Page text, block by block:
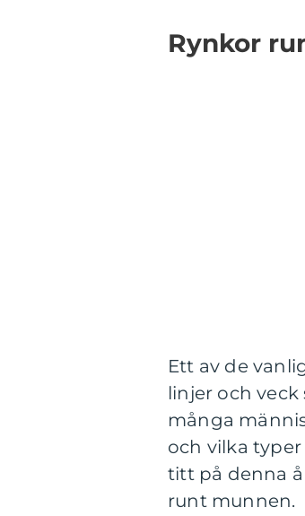
Rynkor
Ett av de
linjer och
många
och vilka
titt på denna
runt munnen.